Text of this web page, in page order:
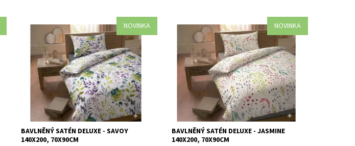
NOVINKA
Saténové povlečení z nejjemnější 100%
bavlny, na dotek příjemné. Jarní květinový
motiv Saténová úprava Zipové zapínání
Dostupnost:
Skladem >5 ks
8595248438934
BAVLNĚNÝ SATÉN DELUXE - SAVOY
140X200, 70X90CM
NOVINKA
Saténové povlečení z nejjemnější 100%
bavlny, na dotek příjemné. Jarní květinový
motiv Saténová úprava Zipové zapínání
Dostupnost:
Skladem >5 ks
Kód:
8595248438910
BAVLNĚNÝ SATÉN DELUXE - JASMINE
140X200, 70X90CM